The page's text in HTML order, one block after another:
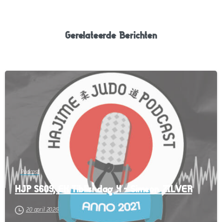
Gerelateerde Berichten
Podcast
HJP S609, EK Tiblisi dag 4 – Simeon ZILVER
20 april 2026